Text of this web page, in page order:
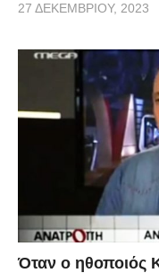
27 ΔΕΚΕΜΒΡΊΟΥ, 2023
Όταν ο ηθοποιός